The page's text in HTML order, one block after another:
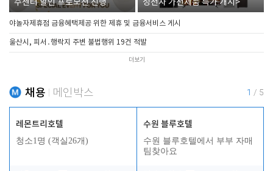
주센터 할인 프로모션 진행
성전자 가전제품 특가 개시>
야놀자제휴점 금융혜택제공 위한 제휴 및 금융서비스 게시
울산시, 피서․행락지 주변 불법행위 19건 적발
더보기
채용 메인박스 1 / 5
레몬트리호텔
청소1명 (객실26개)
수원 블루호텔
수원 블루호텔에서 부부 자매
팀찾아요